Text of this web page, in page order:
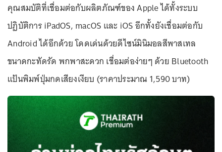
คุณสมบัติที่เชื่อมต่อกับผลิตภัณฑ์ของ Apple ได้ทั้งระบบ
ปฏิบัติการ iPadOS, macOS และ iOS อีกทั้งยังเชื่อมต่อกับ
Android ได้อีกด้วย โดดเด่นด้วยดีไซน์มินิมอลสีพาสเทล
ขนาดกะทัดรัด พกพาสะดวก เชื่อมต่อง่ายๆ ด้วย Bluetooth
แป้นพิมพ์ปุ่มกดเสียงเงียบ (ราคาประมาณ 1,590 บาท)